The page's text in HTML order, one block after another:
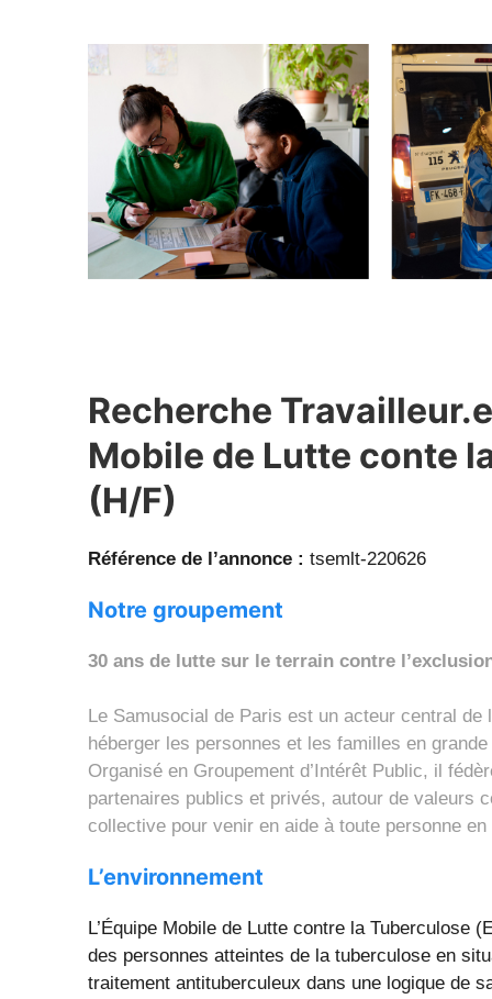
Recherche
Mobile de Lutte conte
(H/F)
Référence de l’annonce : tsemlt-220626
Notre groupement
30 ans de lutte sur le terrain contre
Le Samusocial de Paris est un acteur central
héberger les personnes et les familles en
Organisé en Groupement d’Intérêt Public, il
partenaires publics et privés, autour de valeurs
collective pour venir en aide à toute personne
L’environnement
L’Équipe Mobile de Lutte contre la Tuberculose
des personnes atteintes de la tuberculose en
traitement antituberculeux dans une logique de